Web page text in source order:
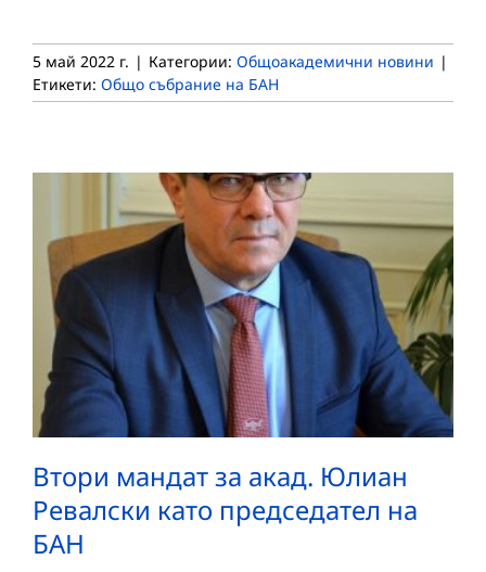
5 май 2022 г. | Категории: Общоакадемични новини |
Етикети: Общо събрание на БАН
Втори мандат за акад. Юлиан
Ревалски като председател на
БАН